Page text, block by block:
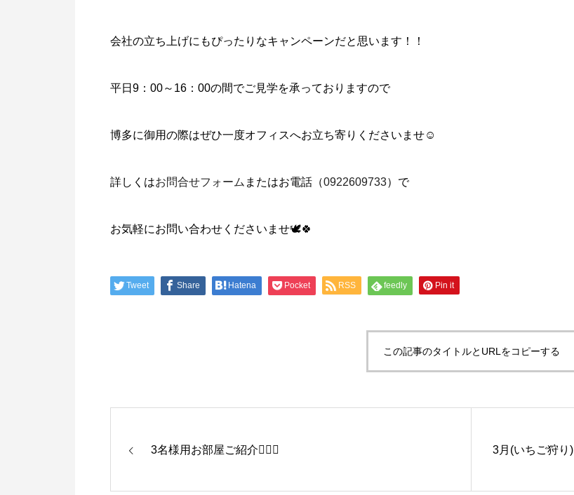
会社の立ち上げにもぴったりなキャンペーンだと思います！！
平日9：00～16：00の間でご見学を承っておりますので
博多に御用の際はぜひ一度オフィスへお立ち寄りくださいませ☺️
詳しくはお問合せフォーム またはお電話（0922609733）で
お気軽にお問い合わせくださいませ🕊️🍀
Tweet Share Hatena Pocket RSS feedly Pin it
この記事のタイトルとURLをコピーする
3名様用お部屋ご紹介💁‍♀️✨ 3月(いちご狩り)